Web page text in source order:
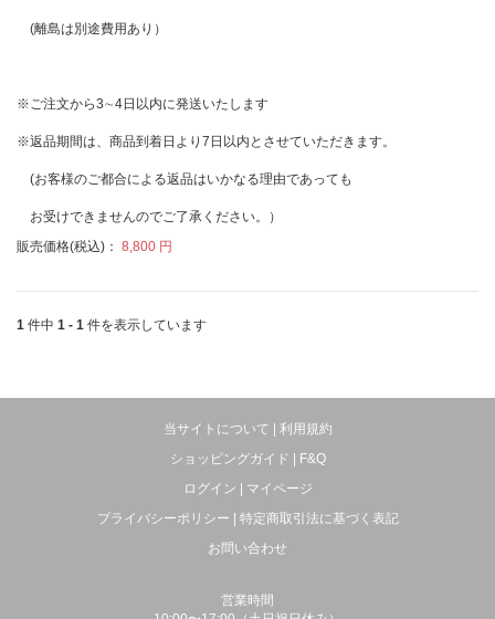
(離島は別途費用あり）
※ご注文から3∼4日以内に発送いたします
※返品期間は、商品到着日より7日以内とさせていただきます。
(お客様のご都合による返品はいかなる理由であっても
お受けできませんのでご了承ください。）
販売価格(税込)： 8,800 円
1 件中 1 - 1 件を表示しています
当サイトについて
利用規約
ショッピングガイド
F&Q
ログイン
マイページ
プライバシーポリシー
特定商取引法に基づく表記
お問い合わせ
営業時間